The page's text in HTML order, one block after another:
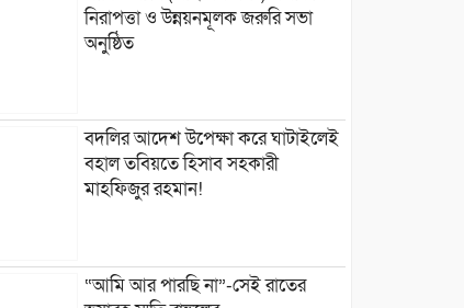
নিরাপত্তা ও উন্নয়নমূলক জরুরি সভা
অনুষ্ঠিত
বদলির আদেশ উপেক্ষা করে ঘাটাইলেই
বহাল তবিয়তে হিসাব সহকারী
মাহফিজুর রহমান!
“আমি আর পারছি না”-সেই রাতের